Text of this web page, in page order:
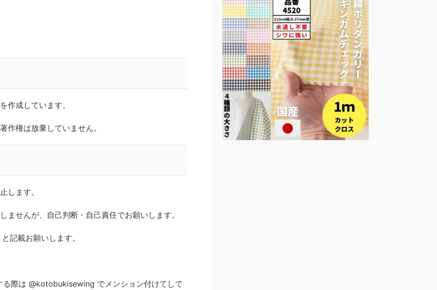
作成しています。
作権は放棄していません。
します。
ませんが、自己判断・自己責任でお願いします。
記載お願いします。
る際は @kotobukisewing でメンション付けてして